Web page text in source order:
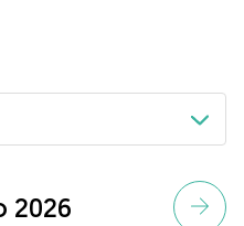
2026